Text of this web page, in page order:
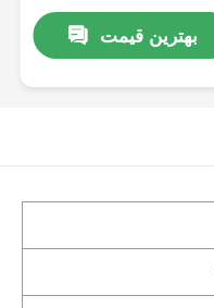
بهترین قیمت